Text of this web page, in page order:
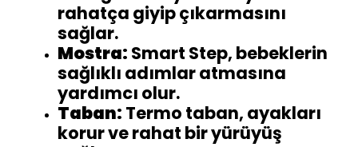
rahatça giyip çıkarmasını
sağlar.
Mostra: Smart Step, bebeklerin
sağlıklı adımlar atmasına
yardımcı olur.
Taban: Termo taban, ayakları
korur ve rahat bir yürüyüş